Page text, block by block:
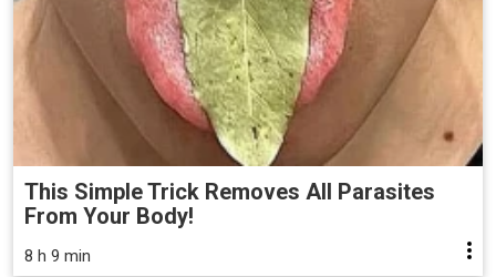
This Simple Trick Removes All Parasites
From Your Body!
8 h 9 min